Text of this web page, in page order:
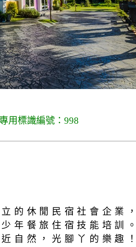
用標識編號：998
的休閒民宿社會企業
年餐旅住宿技能培訓
自然，光腳丫的樂趣